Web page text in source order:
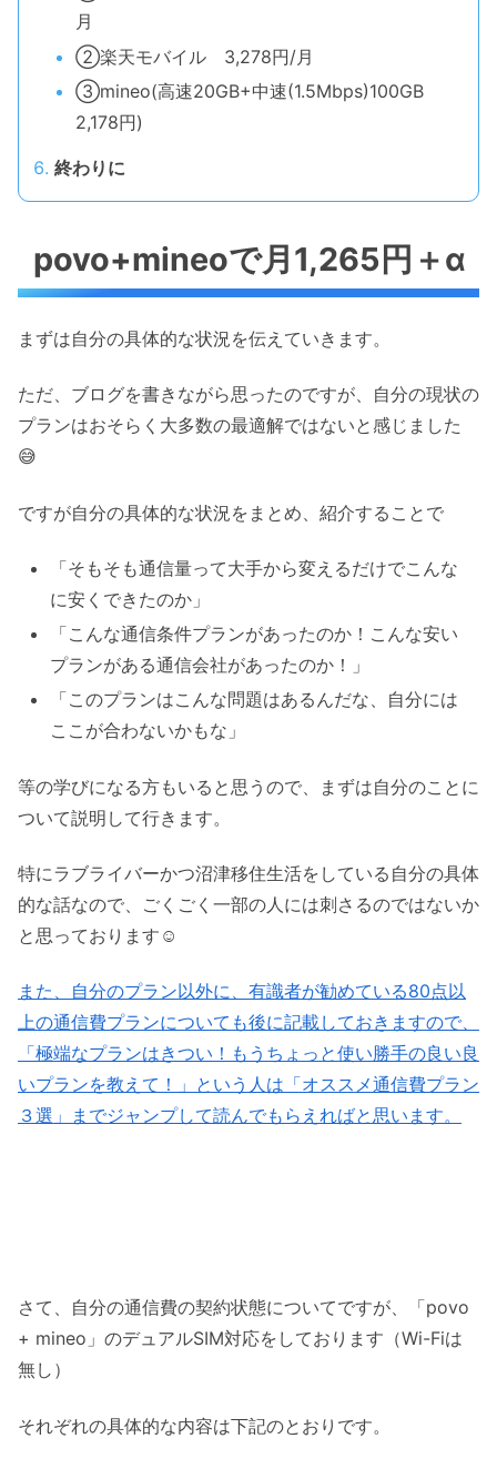
月
②楽天モバイル 3,278円/月
③mineo(高速20GB+中速(1.5Mbps)100GB
2,178円)
終わりに
povo+mineoで月1,265円＋α
まずは自分の具体的な状況を伝えていきます。
ただ、ブログを書きながら思ったのですが、自分の現状の
プランはおそらく大多数の最適解ではないと感じました
😅
ですが自分の具体的な状況をまとめ、紹介することで
「そもそも通信量って大手から変えるだけでこんな
に安くできたのか」
「こんな通信条件プランがあったのか！こんな安い
プランがある通信会社があったのか！」
「このプランはこんな問題はあるんだな、自分には
ここが合わないかもな」
等の学びになる方もいると思うので、まずは自分のことに
ついて説明して行きます。
特にラブライバーかつ沼津移住生活をしている自分の具体
的な話なので、ごくごく一部の人には刺さるのではないか
と思っております☺️
また、自分のプラン以外に、有識者が勧めている80点以
上の通信費プランについても後に記載しておきますので、
「極端なプランはきつい！もうちょっと使い勝手の良い良
いプランを教えて！」という人は「オススメ通信費プラン
３選」までジャンプして読んでもらえればと思います。
さて、自分の通信費の契約状態についてですが、「povo
+ mineo」のデュアルSIM対応をしております（Wi-Fiは
無し）
それぞれの具体的な内容は下記のとおりです。